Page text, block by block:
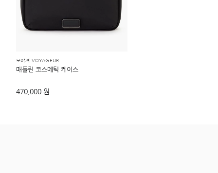
보야져 VOYAGEUR
매들린 코스메틱 케이스
470,000 원